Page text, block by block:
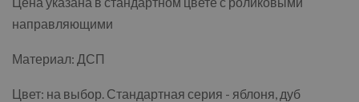
направляющими
Материал: ДСП
Цвет: на выбор. Стандартная серия - яблоня, дуб